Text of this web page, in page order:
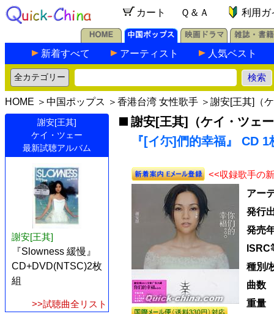
カート Ｑ＆Ａ 利用ガ
新着すべて アーティスト 人気ベスト
HOME ＞ 中国ポップス ＞ 香港台湾 女性歌手 ＞ 謝安[王其]（
謝安[王其]
ケイ・ツェー
最新試聴アルバム
謝安[王其]
『Slowness 緩慢』
CD+DVD(NTSC)2枚
組
>>試聴曲全リスト
謝安[王其]（ケイ・ツェ
『[イ尓]們的幸福』 CD 1
<<収録歌手の
アー
発行
発売
ISRC
種別/
曲数
重量